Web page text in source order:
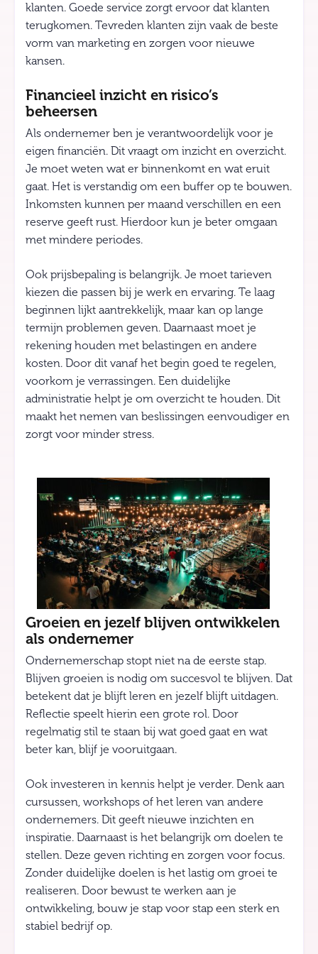
klanten. Goede service zorgt ervoor dat klanten
terugkomen. Tevreden klanten zijn vaak de beste
vorm van marketing en zorgen voor nieuwe
kansen.
Financieel inzicht en risico’s
beheersen
Als ondernemer ben je verantwoordelijk voor je
eigen financiën. Dit vraagt om inzicht en overzicht.
Je moet weten wat er binnenkomt en wat eruit
gaat. Het is verstandig om een buffer op te bouwen.
Inkomsten kunnen per maand verschillen en een
reserve geeft rust. Hierdoor kun je beter omgaan
met mindere periodes.
Ook prijsbepaling is belangrijk. Je moet tarieven
kiezen die passen bij je werk en ervaring. Te laag
beginnen lijkt aantrekkelijk, maar kan op lange
termijn problemen geven. Daarnaast moet je
rekening houden met belastingen en andere
kosten. Door dit vanaf het begin goed te regelen,
voorkom je verrassingen. Een duidelijke
administratie helpt je om overzicht te houden. Dit
maakt het nemen van beslissingen eenvoudiger en
zorgt voor minder stress.
Groeien en jezelf blijven ontwikkelen
als ondernemer
Ondernemerschap stopt niet na de eerste stap.
Blijven groeien is nodig om succesvol te blijven. Dat
betekent dat je blijft leren en jezelf blijft uitdagen.
Reflectie speelt hierin een grote rol. Door
regelmatig stil te staan bij wat goed gaat en wat
beter kan, blijf je vooruitgaan.
Ook investeren in kennis helpt je verder. Denk aan
cursussen, workshops of het leren van andere
ondernemers. Dit geeft nieuwe inzichten en
inspiratie. Daarnaast is het belangrijk om doelen te
stellen. Deze geven richting en zorgen voor focus.
Zonder duidelijke doelen is het lastig om groei te
realiseren. Door bewust te werken aan je
ontwikkeling, bouw je stap voor stap een sterk en
stabiel bedrijf op.